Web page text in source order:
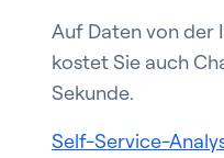
Auf Daten von der
kostet Sie auch
Sekunde.
Self-Service-